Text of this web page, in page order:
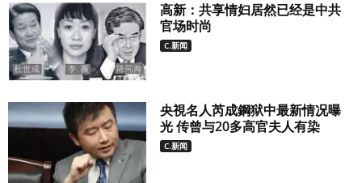
高新：共享情妇居然已经是中共
官场时尚
C.新闻
央視名人芮成鋼狱中最新情况曝
光 传曾与20多高官夫人有染
C.新闻